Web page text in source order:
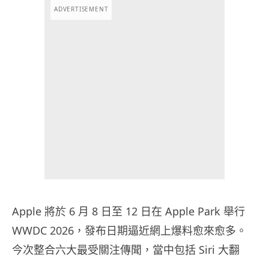
ADVERTISEMENT
Apple 將於 6 月 8 日至 12 日在 Apple Park 舉行
WWDC 2026，發布日期逼近網上爆料愈來愈多。
今次整合六大最受關注傳聞，當中包括 Siri 大翻